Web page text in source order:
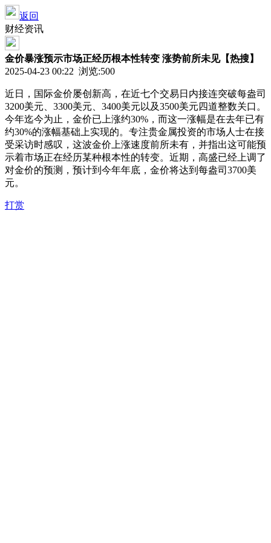
返回
财经资讯
金价暴涨预示市场正经历根本性转变 涨势前所未见【热搜】
2025-04-23 00:22 浏览:500
近日，国际金价屡创新高，在近七个交易日内接连突破每盎司
3200美元、3300美元、3400美元以及3500美元四道整数关口。
今年迄今为止，金价已上涨约30%，而这一涨幅是在去年已有
约30%的涨幅基础上实现的。专注贵金属投资的市场人士在接
受采访时感叹，这波金价上涨速度前所未有，并指出这可能预
示着市场正在经历某种根本性的转变。近期，高盛已经上调了
对金价的预测，预计到今年年底，金价将达到每盎司3700美
元。
打赏